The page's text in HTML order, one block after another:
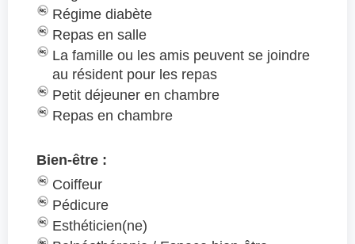
Régime diabète
Repas en salle
La famille ou les amis peuvent se joindre
au résident pour les repas
Petit déjeuner en chambre
Repas en chambre
Bien-être :
Coiffeur
Pédicure
Esthéticien(ne)